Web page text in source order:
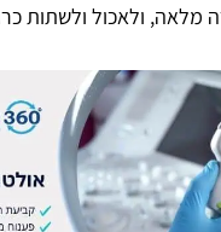
מלאה, ולאכול ולשתות